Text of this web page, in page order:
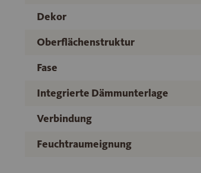
Dekor
Oberflächenstruktur
Fase
Integrierte Dämmunterlage
Verbindung
Feuchtraumeignung